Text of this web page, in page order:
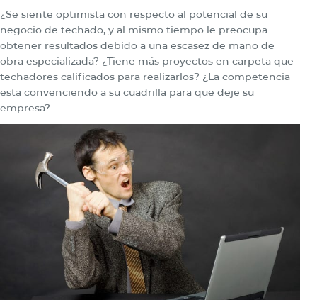
¿Se siente optimista con respecto al potencial de su
negocio de techado, y al mismo tiempo le preocupa
obtener resultados debido a una escasez de mano de
obra especializada? ¿Tiene más proyectos en carpeta que
techadores calificados para realizarlos? ¿La competencia
está convenciendo a su cuadrilla para que deje su
empresa?